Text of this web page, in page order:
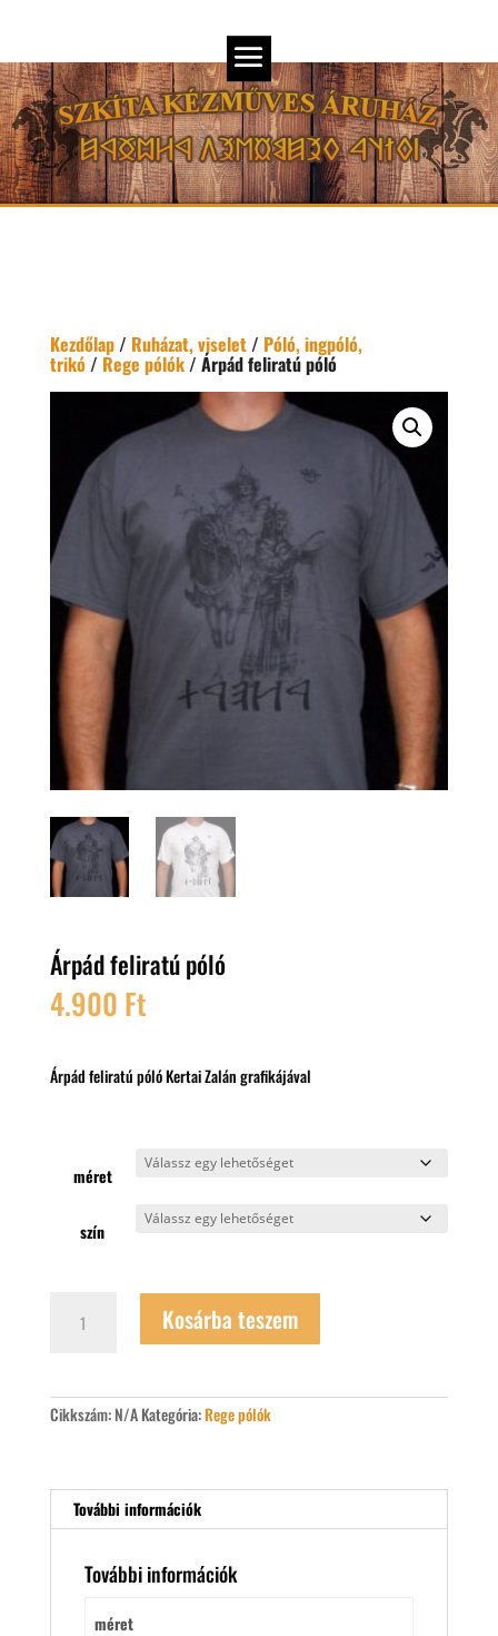
Kezdőlap/ Ruházat, viselet/ Póló, ingpóló,
trikó/ Rege pólók/ Árpád feliratú póló
Árpád feliratú póló
4.900 Ft
Árpád feliratú póló Kertai Zalán grafikájával
méret
szín
feliratú
Kosárba teszem
Cikkszám:N/A Kategória:Rege pólók
További információk
További információk
méret